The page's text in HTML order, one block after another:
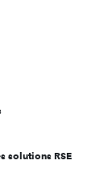
solutions RSE